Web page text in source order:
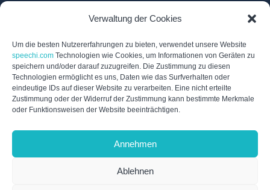
Verwaltung der Cookies
Um die besten Nutzererfahrungen zu bieten, verwendet unsere Website
speechi.com Technologien wie Cookies, um Informationen von Geräten zu
speichern und/oder darauf zuzugreifen. Die Zustimmung zu diesen
Technologien ermöglicht es uns, Daten wie das Surfverhalten oder
eindeutige IDs auf dieser Website zu verarbeiten. Eine nicht erteilte
Zustimmung oder der Widerruf der Zustimmung kann bestimmte Merkmale
oder Funktionsweisen der Website beeinträchtigen.
Annehmen
Ablehnen
Digitales whiteboard
Touch display
Digitale schwarzes brett
Interaktive tafel
Interaktives whiteboard
Elektronische tafel